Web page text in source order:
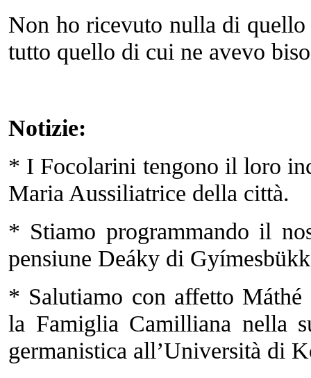
Non ho ricevuto nulla di
tutto quello di cui ne avevo
Notizie:
* I Focolarini tengono il loro
Maria Aussiliatrice della città.
* Stiamo programmando il
pensiune Deáky di
* Salutiamo con affetto Máthé
la Famiglia Camilliana nella
germanistica all’Università di